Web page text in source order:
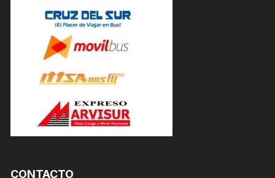
CONTACTO